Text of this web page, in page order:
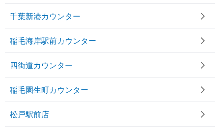
千葉新港カウンター
稲毛海岸駅前カウンター
四街道カウンター
稲毛園生町カウンター
松戸駅前店